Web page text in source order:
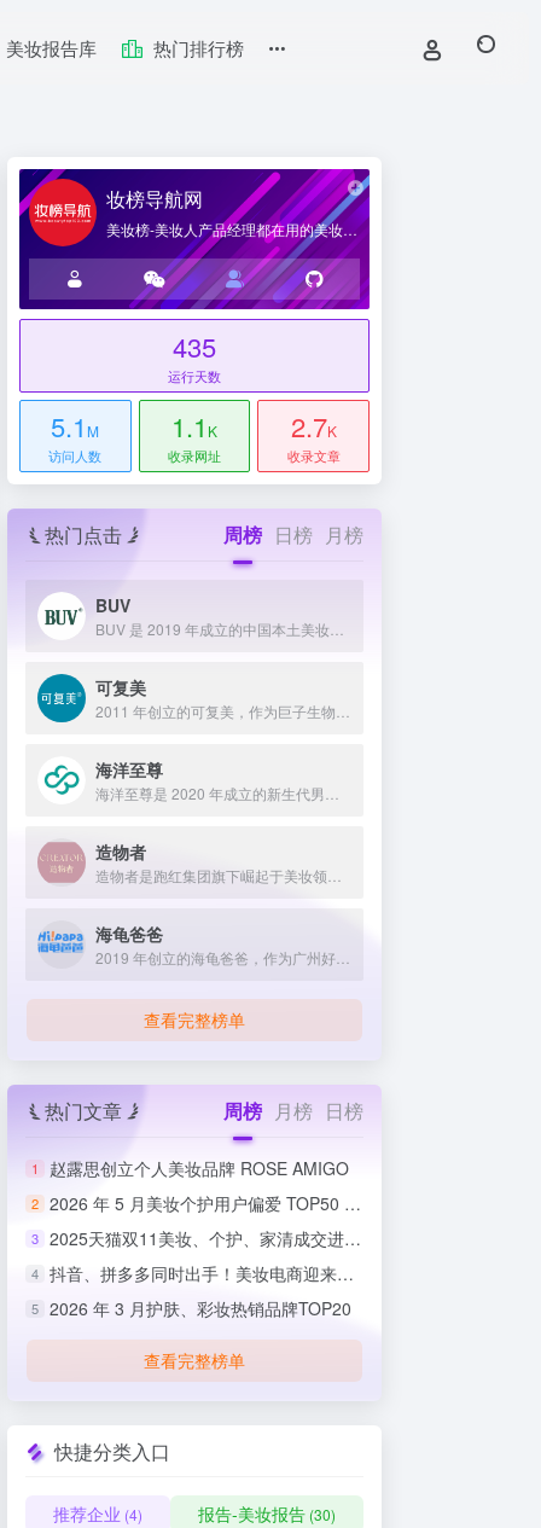
美妆报告库 热门排行榜
妆榜导航网
美妆榜-美妆人产品经理都在用的美妆产业导航网站
435
运行天数
5.1 M
访问人数
1.1 K
收录网址
2.7K
收录文章
热门点击 周榜 日榜 月榜
BUV
可复美
海洋至尊
造物者
海龟爸爸
查看完整榜单
热门文章 周榜 月榜 日榜
1 赵露思创立个人美妆品牌 ROSE AMIGO
2 2026 年 5 月美妆个护用户偏爱 TOP50 榜单出炉
3 2025天猫双11美妆、个护、家清成交进度排行榜
4 抖音、拼多多同时出手！美妆电商迎来史上最严整治
5 2026 年 3 月护肤、彩妆热销品牌TOP20
查看完整榜单
快捷分类入口
推荐企业 (4) 报告-美妆报告 (30)